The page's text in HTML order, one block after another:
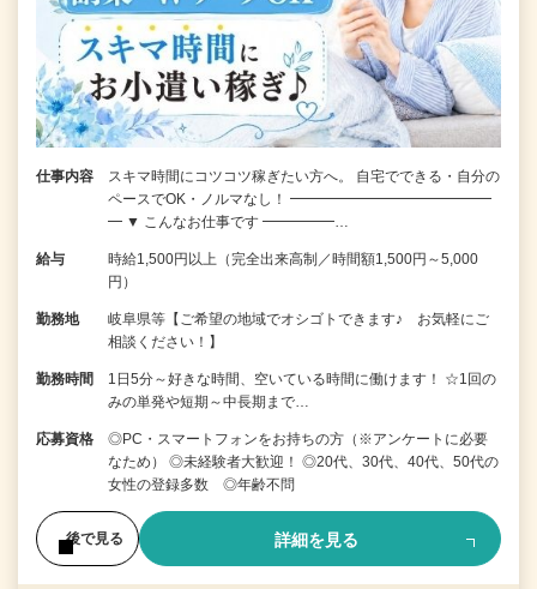
仕事内容
スキマ時間にコツコツ稼ぎたい方へ。 自宅でできる・自分の
ペースでOK・ノルマなし！ ━━━━━━━━━━━━━━
━ ▼ こんなお仕事です ━━━━━…
給与
時給1,500円以上（完全出来高制／時間額1,500円～5,000
円）
勤務地
岐阜県等【ご希望の地域でオシゴトできます♪ お気軽にご
相談ください！】
勤務時間
1日5分～好きな時間、空いている時間に働けます！ ☆1回の
みの単発や短期～中長期まで…
応募資格
◎PC・スマートフォンをお持ちの方（※アンケートに必要
なため） ◎未経験者大歓迎！ ◎20代、30代、40代、50代の
女性の登録多数 ◎年齢不問
後で見る 詳細を見る